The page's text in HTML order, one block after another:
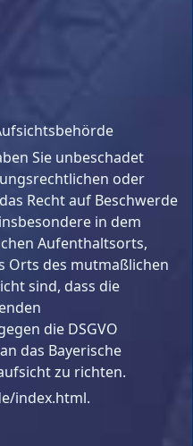
Sie unbeschadet
oder
Recht auf Beschwerde
in dem
Aufenthaltsorts,
Orts des mutmaßlichen
sind, dass die
die DSGVO
das Bayerische
zu richten.
index.html.